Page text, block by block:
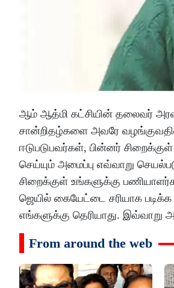
ஆம் ஆத்மி கட்சியின் தலைவர்
சான்றிதழ்களை அவரே
ஈடுபடுபவர்கள், பின்னர்
செய்யும் அமைப்பு எவ்வாறு
சிறைக்குள் உங்களுக்கு
ஜெயில் கையேட்டை சரியாக
எங்களுக்கு தெரியாது. இவ்வாறு
From around the web